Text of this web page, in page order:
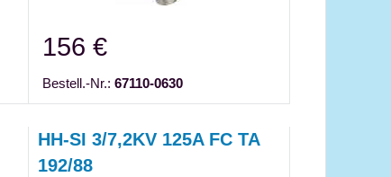
156 €
Bestell.-Nr.:67110-0630
HH-SI 3/7,2KV 125A FC TA
192/88